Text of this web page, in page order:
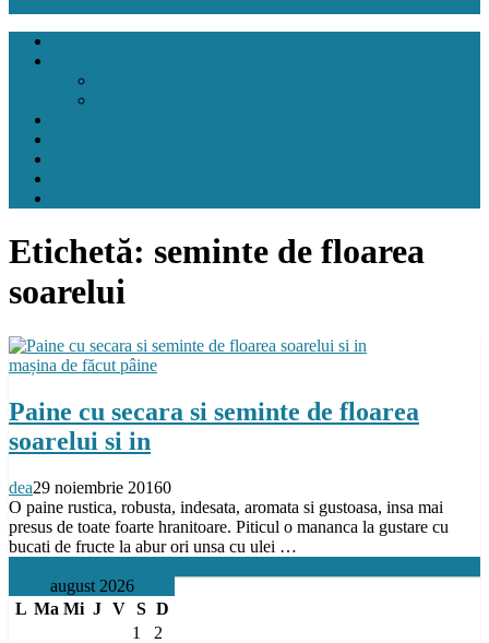
Etichetă: seminte de floarea
soarelui
mașina de făcut pâine
Paine cu secara si seminte de floarea
soarelui si in
dea29 noiembrie 20160
O paine rustica, robusta, indesata, aromata si gustoasa, insa mai
presus de toate foarte hranitoare. Piticul o mananca la gustare cu
bucati de fructe la abur ori unsa cu ulei …
august 2026
L Ma Mi J V S D
1
2